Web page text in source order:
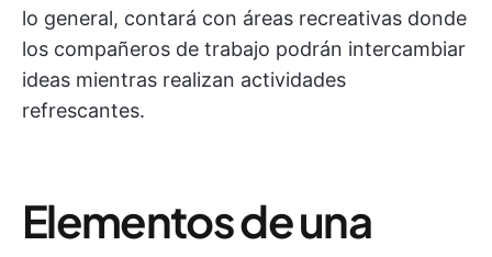
lo general, contará con áreas recreativas donde
los compañeros de trabajo podrán intercambiar
ideas mientras realizan actividades
refrescantes.
Elementos de una